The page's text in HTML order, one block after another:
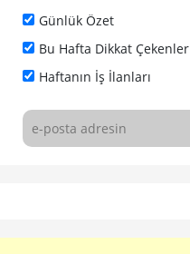
Günlük Özet
Bu Hafta Dikkat Çekenler
Haftanın İş İlanları